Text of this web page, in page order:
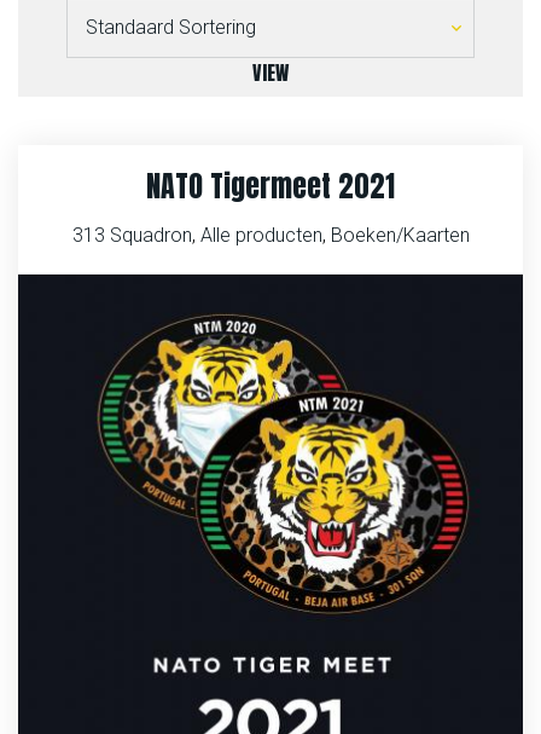
VIEW
NATO Tigermeet 2021
313 Squadron, Alle producten, Boeken/Kaarten